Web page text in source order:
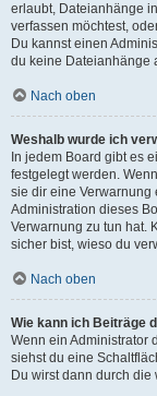
erlaubt, Dateianhänge
verfassen möchtest,
Du kannst einen
du keine Dateianhänge
Nach oben
Weshalb wurde ich
In jedem Board gibt es
festgelegt werden.
sie dir eine Verwarnung
Administration dieses
Verwarnung zu tun hat.
sicher bist, wieso du
Nach oben
Wie kann ich Beiträge
Wenn ein Administrator
siehst du eine
Du wirst dann durch